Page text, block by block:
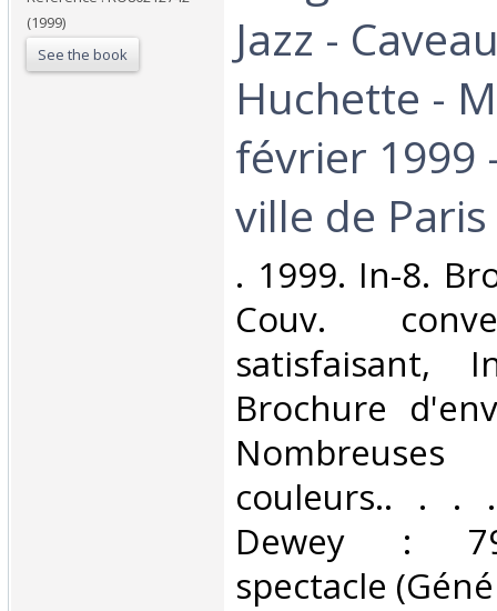
(1999)
See the book
Jazz -
Huchette -
février 1999
ville de Paris‎
‎. 1999. In-8.
Couv.
satisfaisant,
Brochure
Nombreuses
couleurs.. . . .
Dewey :
spectacle